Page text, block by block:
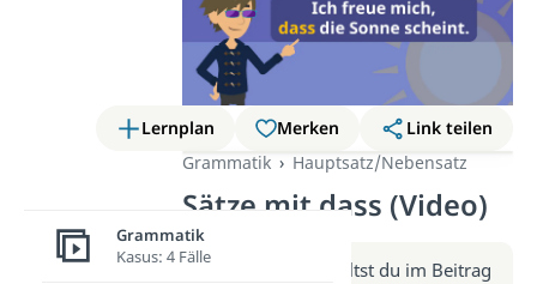
Lernplan Merken
Link teilen
Grammatik
Hauptsatz/Nebensatz
Sätze mit dass (Video)
Weitere Infos erhältst du im Beitrag
Grammatik
Kasus: 4 Fälle